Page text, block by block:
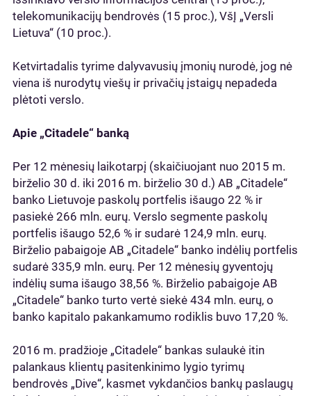
telekomunikacijų bendrovės (15 proc.), VšĮ „Versli
Lietuva“ (10 proc.).
Ketvirtadalis tyrime dalyvavusių įmonių nurodė, jog nė
viena iš nurodytų viešų ir privačių įstaigų nepadeda
plėtoti verslo.
Apie „Citadele“ banką
Per 12 mėnesių laikotarpį (skaičiuojant nuo 2015 m.
birželio 30 d. iki 2016 m. birželio 30 d.) AB „Citadele“
banko Lietuvoje paskolų portfelis išaugo 22 % ir
pasiekė 266 mln. eurų. Verslo segmente paskolų
portfelis išaugo 52,6 % ir sudarė 124,9 mln. eurų.
Birželio pabaigoje AB „Citadele“ banko indėlių portfelis
sudarė 335,9 mln. eurų. Per 12 mėnesių gyventojų
indėlių suma išaugo 38,56 %. Birželio pabaigoje AB
„Citadele“ banko turto vertė siekė 434 mln. eurų, o
banko kapitalo pakankamumo rodiklis buvo 17,20 %.
2016 m. pradžioje „Citadele“ bankas sulaukė itin
palankaus klientų pasitenkinimo lygio tyrimų
bendrovės „Dive“, kasmet vykdančios bankų paslaugų